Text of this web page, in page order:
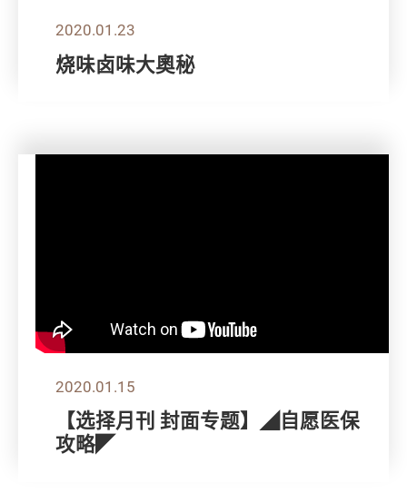
2020.01.23
烧味卤味大奧秘
2020.01.15
【选择月刊 封面专题】◢自愿医保
攻略◤